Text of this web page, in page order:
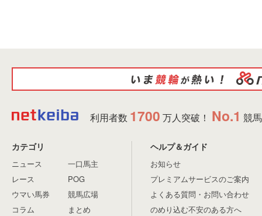
利用者数 1700 万人突破！ No.1 競
カテゴリ
ニュース
レース
ウマい馬券
コラム
一口馬主
POG
競馬広場
まとめ
ヘルプ＆ガイド
お知らせ
プレミアムサービスのご案内
よくある質問・お問い合わせ
のめり込む不安のある方へ